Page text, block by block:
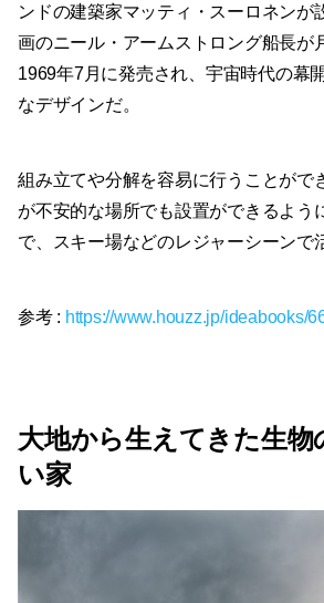
ンドの建築家マッティ・スーロネンが
画のニール・アームストロング船長が
1969年7月に発売され、宇宙時代の幕
なデザインだ。
組み立てや分解を容易に行うことがで
が不安的な場所でも設置ができるよう
で、スキー場などのレジャーシーンで
参考 : https://www.houzz.jp/ideabooks/
大地から生えてきた生物
い家